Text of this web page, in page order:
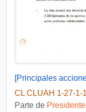
CL CLUAH 1-27-1-
Parte de